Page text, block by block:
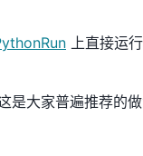
上直接运行
是大家普遍推荐的做